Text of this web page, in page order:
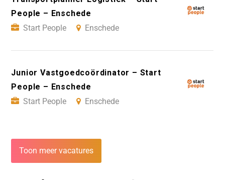
People – Enschede
Start People
Enschede
Junior Vastgoedcoördinator – Start
People – Enschede
Start People
Enschede
Toon meer vacatures